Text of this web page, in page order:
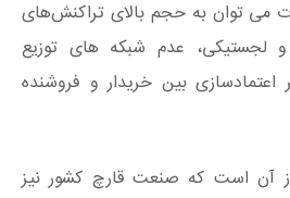
می توان به حجم بالای تراکنش‌های
و لجستیکی، عدم شبکه های توزیع
اعتمادسازی بین خریدار و فروشنده
آن است که صنعت قارچ کشور نیز